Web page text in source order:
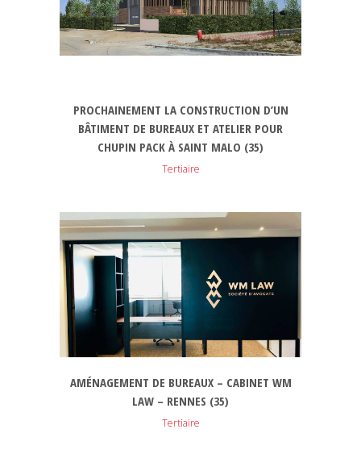
PROCHAINEMENT LA CONSTRUCTION D’UN
BÂTIMENT DE BUREAUX ET ATELIER POUR
CHUPIN PACK À SAINT MALO (35)
Tertiaire
AMÉNAGEMENT DE BUREAUX – CABINET WM
LAW – RENNES (35)
Tertiaire